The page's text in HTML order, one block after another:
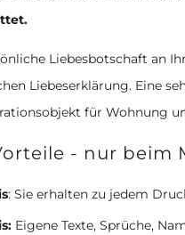
Liebesbotschaft an
Liebeserklärung. Eine
für Wohnung
- nur beim
: Sie erhalten zu jedem
Eigene Texte, Sprüche,